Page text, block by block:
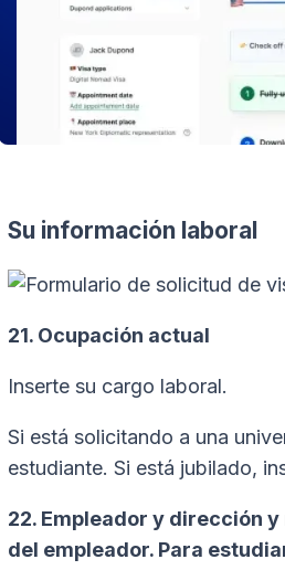
Su información laboral
21. Ocupación actual
Inserte su cargo laboral.
Si está solicitando a una
estudiante. Si está jubilado,
22. Empleador y dirección
del empleador. Para